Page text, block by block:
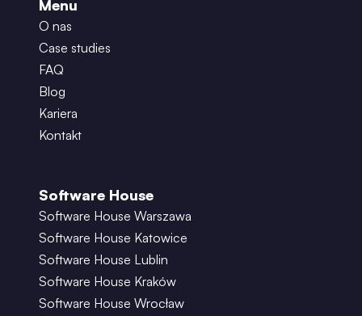
Menu
O nas
Case studies
FAQ
Blog
Kariera
Kontakt
Software House
Software House Warszawa
Software House Katowice
Software House Lublin
Software House Kraków
Software House Wrocław